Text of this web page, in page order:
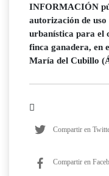
INFORMACIÓN
autorización de
urbanística para el
finca ganadera, en
María del Cubillo
Compartir en
Compartir en